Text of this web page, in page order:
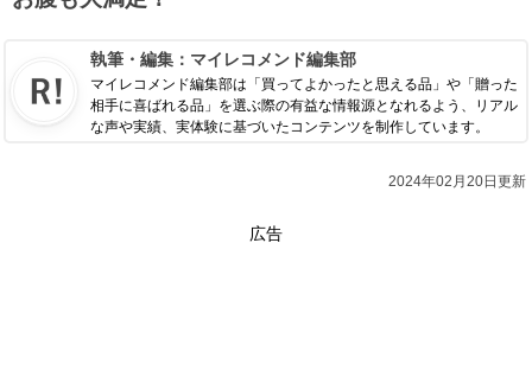
執筆・編集： マイレコメンド編集部
マイレコメンド編集部は「買ってよかったと思える品」や「贈った
相手に喜ばれる品」を選ぶ際の有益な情報源となれるよう、リアル
な声や実績、実体験に基づいたコンテンツを制作しています。
2024年02月20日更新
広告